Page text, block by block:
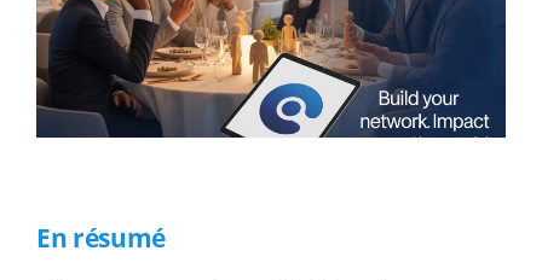
En résumé